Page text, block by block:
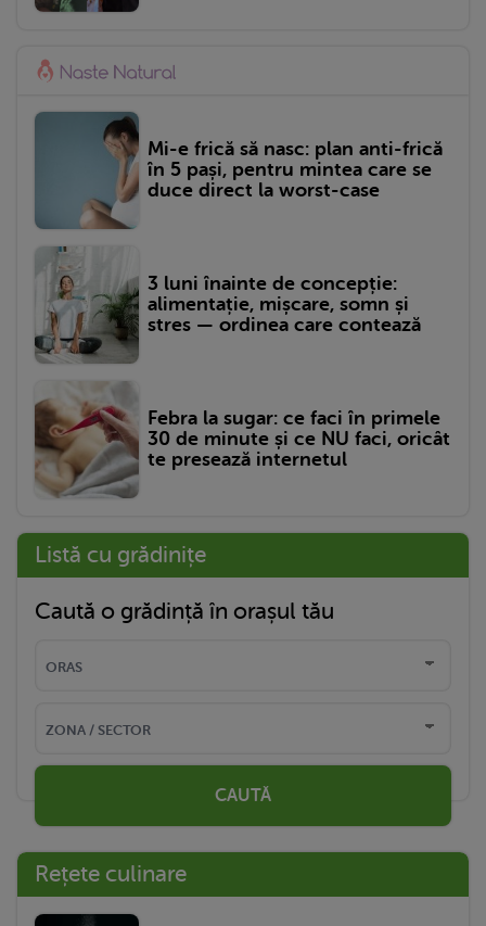
Mi-e frică să nasc: plan anti-frică
în 5 pași, pentru mintea care se
duce direct la worst-case
3 luni înainte de concepție:
alimentație, mișcare, somn și
stres — ordinea care contează
Febra la sugar: ce faci în primele
30 de minute și ce NU faci, oricât
te presează internetul
Listă cu grădinițe
Caută o grădință în orașul tău
CAUTĂ
Rețete culinare